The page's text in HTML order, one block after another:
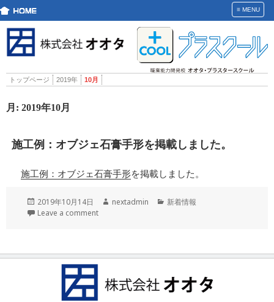
≡MENU
トップページ 2019年 10月
月: 2019年10月
施工例：オブジェ石膏手形を掲載しました。
施工例：オブジェ石膏手形を掲載しました。
投
稿
2019年10月14日
作
nextadmin
カ
新着情報
Leave a comment